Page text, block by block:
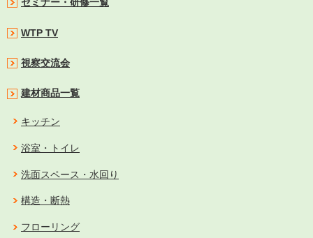
WTP TV
視察交流会
建材商品一覧
キッチン
浴室・トイレ
洗面スペース・水回り
構造・断熱
フローリング